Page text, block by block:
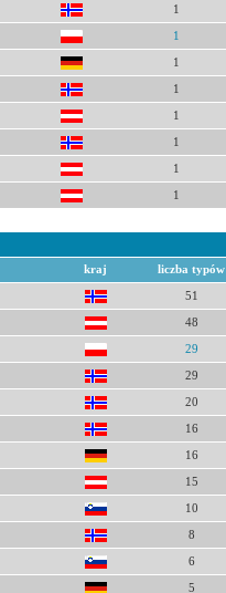
1
1
1
1
1
1
1
1
kraj liczba typów
51
48
29
29
20
16
16
15
10
8
6
5